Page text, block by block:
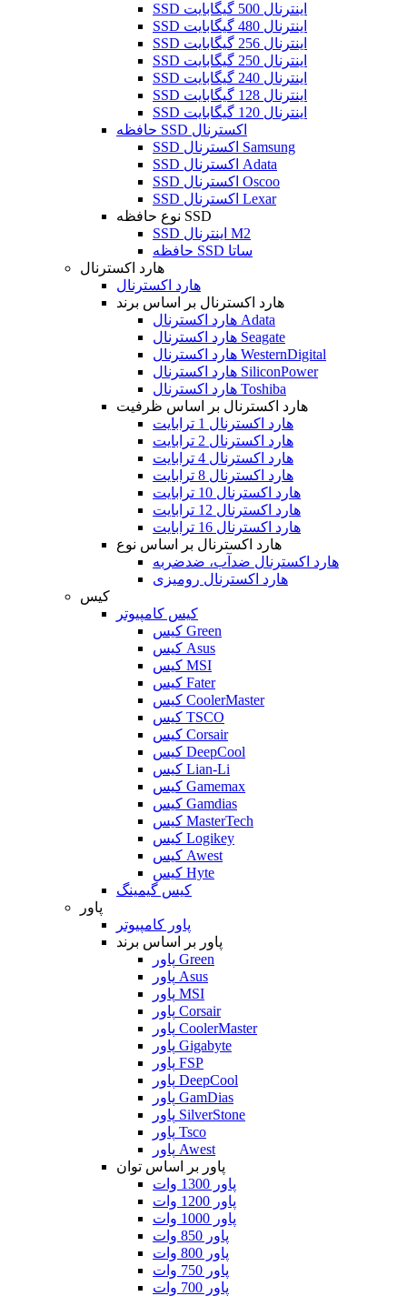
SSD اینترنال 500 گیگابایت
SSD اینترنال 480 گیگابایت
SSD اینترنال 256 گیگابایت
SSD اینترنال 250 گیگابایت
SSD اینترنال 240 گیگابایت
SSD اینترنال 128 گیگابایت
SSD اینترنال 120 گیگابایت
حافظه SSD اکسترنال
SSD اکسترنال Samsung
SSD اکسترنال Adata
SSD اکسترنال Oscoo
SSD اکسترنال Lexar
نوع حافظه SSD
SSD اینترنال M2
حافظه SSD ساتا
هارد اکسترنال
هارد اکسترنال
هارد اکسترنال بر اساس برند
هارد اکسترنال Adata
هارد اکسترنال Seagate
هارد اکسترنال WesternDigital
هارد اکسترنال SiliconPower
هارد اکسترنال Toshiba
هارد اکسترنال بر اساس ظرفیت
هارد اکسترنال 1 ترابایت
هارد اکسترنال 2 ترابایت
هارد اکسترنال 4 ترابایت
هارد اکسترنال 8 ترابایت
هارد اکسترنال 10 ترابایت
هارد اکسترنال 12 ترابایت
هارد اکسترنال 16 ترابایت
هارد اکسترنال بر اساس نوع
هارد اکسترنال ضدآب، ضدضربه
هارد اکسترنال رومیزی
کیس
کیس کامپیوتر
کیس Green
کیس Asus
کیس MSI
کیس Fater
کیس CoolerMaster
کیس TSCO
کیس Corsair
کیس DeepCool
کیس Lian-Li
کیس Gamemax
کیس Gamdias
کیس MasterTech
کیس Logikey
کیس Awest
کیس Hyte
کیس گیمینگ
پاور
پاور کامپیوتر
پاور بر اساس برند
پاور Green
پاور Asus
پاور MSI
پاور Corsair
پاور CoolerMaster
پاور Gigabyte
پاور FSP
پاور DeepCool
پاور GamDias
پاور SilverStone
پاور Tsco
پاور Awest
پاور بر اساس توان
پاور 1300 وات
پاور 1200 وات
پاور 1000 وات
پاور 850 وات
پاور 800 وات
پاور 750 وات
پاور 700 وات